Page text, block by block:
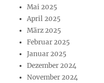
Mai 2025
April 2025
März 2025
Februar 2025
Januar 2025
Dezember 2024
November 2024